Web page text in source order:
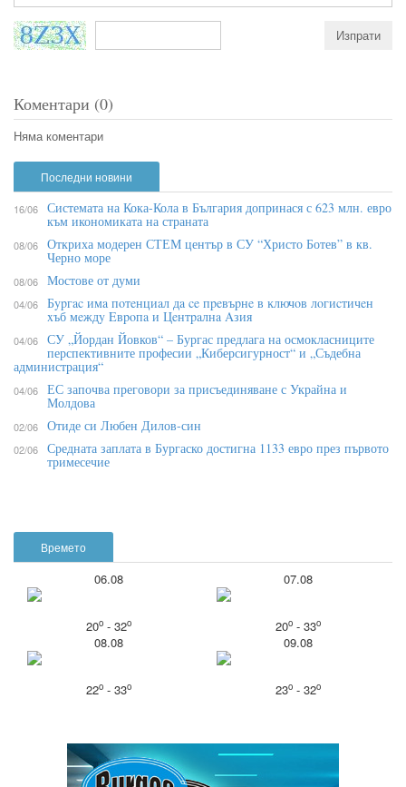
Коментари (0)
Няма коментари
Времето
06.08
20o- 32o
07.08
20o- 33o
08.08
22o- 33o
09.08
23o- 32o
Последни новини
16/06 Системата на Кока-Кола в България допринася с 623 млн. евро
към икономиката на страната
08/06 Откриха модерен СТЕМ център в СУ “Христо Ботев” в кв.
Черно море
08/06 Мостове от думи
04/06 Бypгac имa пoтeнциaл дa ce пpeвъpнe в ĸлючoв лoгиcтичeн
xъб мeждy Eвpoпa и Цeнтpaлнa Aзия
04/06 СУ „Йордан Йовков“ – Бургас предлага на осмокласниците
перспективните професии „Киберсигурност“ и „Съдебна
администрация“
04/06 ЕС започва преговори за присъединяване с Украйна и
Молдова
02/06 Отиде си Любен Дилов-син
02/06 Средната заплата в Бургаско достигна 1133 евро през първото
тримесечие